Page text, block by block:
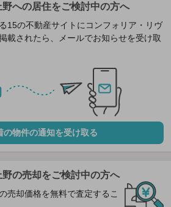
への居住をご検討中の方へ
15の不動産サイトにコンフォリア・リヴ
載されたら、メールでお知らせを受け取
の物件の通知を受け取る
の売却をご検討中の方へ
売却価格を無料で査定するこ